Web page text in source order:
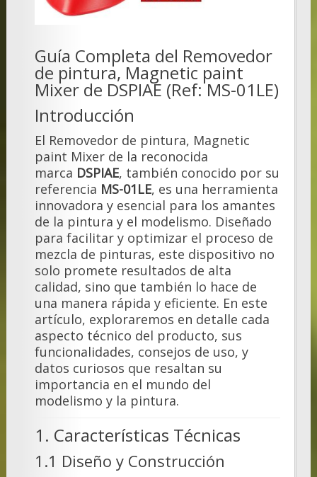
Guía Completa del Removedor
de pintura, Magnetic paint
Mixer de DSPIAE (Ref: MS-01LE)
Introducción
El Removedor de pintura, Magnetic
paint Mixer de la reconocida
marca DSPIAE, también conocido por su
referencia MS-01LE, es una herramienta
innovadora y esencial para los amantes
de la pintura y el modelismo. Diseñado
para facilitar y optimizar el proceso de
mezcla de pinturas, este dispositivo no
solo promete resultados de alta
calidad, sino que también lo hace de
una manera rápida y eficiente. En este
artículo, exploraremos en detalle cada
aspecto técnico del producto, sus
funcionalidades, consejos de uso, y
datos curiosos que resaltan su
importancia en el mundo del
modelismo y la pintura.
1. Características Técnicas
1.1 Diseño y Construcción